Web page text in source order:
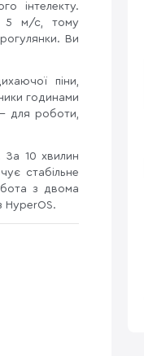
інтелекту.
5 м/с, тому
Ви
піни,
годинами
— для роботи,
За 10 хвилин
стабільне
з двома
HyperOS.